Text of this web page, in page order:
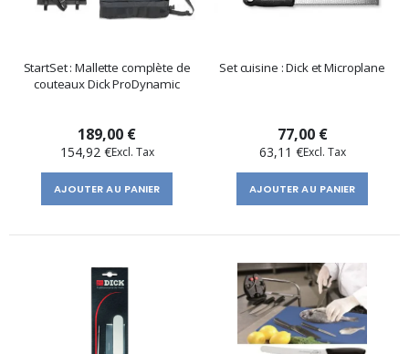
StartSet : Mallette complète de
couteaux Dick ProDynamic
189,00 €
154,92 €
AJOUTER AU PANIER
Set cuisine : Dick et Microplane
77,00 €
63,11 €
AJOUTER AU PANIER